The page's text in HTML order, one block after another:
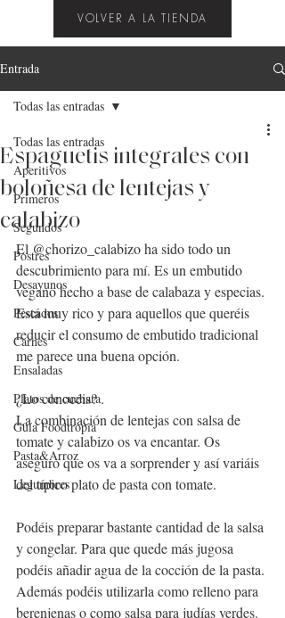
VOLVER A LA TIENDA
Entrada
Todas las entradas
Aperitivos
Primeros
Segundos
Postres
Desayunos
Pescados
Carnes
Ensaladas
Platos de cuchara
Guía Foodtropia
Pasta&Arroz
Legumbres
Todas las entradas
Espaguetis integrales con
boloñesa de lentejas y
calabizo
El @chorizo_calabizo ha sido todo un
descubrimiento para mí. Es un embutido
vegano hecho a base de calabaza y especias.
Está muy rico y para aquellos que queréis
reducir el consumo de embutido tradicional
me parece una buena opción.
¿Lo conocéis? .
La combinación de lentejas con salsa de
tomate y calabizo os va encantar. Os
aseguro que os va a sorprender y así variáis
del típico plato de pasta con tomate.
Podéis preparar bastante cantidad de la salsa
y congelar. Para que quede más jugosa
podéis añadir agua de la cocción de la pasta.
Además podéis utilizarla como relleno para
berenjenas o como salsa para judías verdes.